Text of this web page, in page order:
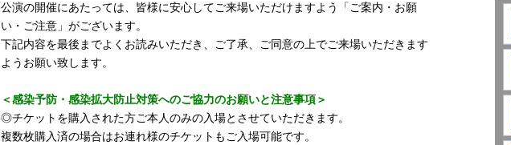
公演の開催にあたっては、皆様に安心してご来場いただけますよう「ご案内・お願
い・ご注意」がございます。
下記内容を最後までよくお読みいただき、ご了承、ご同意の上でご来場いただきます
ようお願い致します。
＜感染予防・感染拡大防止対策へのご協力のお願いと注意事項＞
◎チケットを購入された方ご本人のみの入場とさせていただきます。
複数枚購入済の場合はお連れ様のチケットもご入場可能です。